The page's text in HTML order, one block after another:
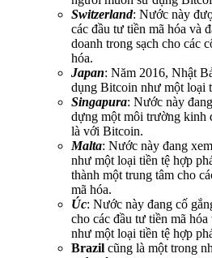
Switzerland: Nước này
các đầu tư tiền mã hóa và
doanh trong sạch cho các
hóa.
Japan: Năm 2016, Nhật
dụng Bitcoin như một loại
Singapura: Nước này
dựng một môi trường kinh
là với Bitcoin.
Malta: Nước này đang
như một loại tiền tệ hợp
thành một trung tâm cho
mã hóa.
Úc: Nước này đang cố
cho các đầu tư tiền mã
như một loại tiền tệ hợp
Brazil cũng là một trong